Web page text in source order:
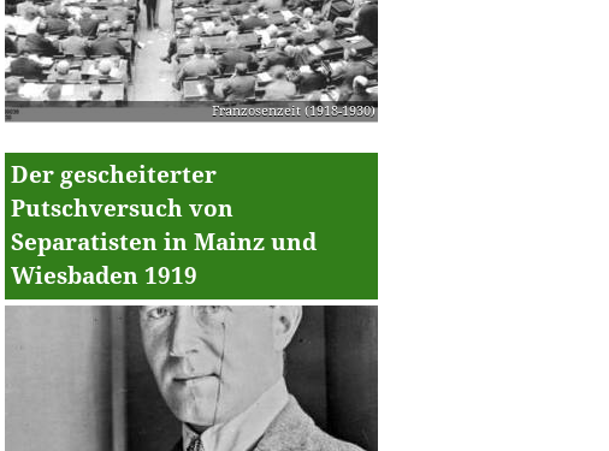
Franzosenzeit (1918-1930)
Der gescheiterter
Putschversuch von
Separatisten in Mainz und
Wiesbaden 1919